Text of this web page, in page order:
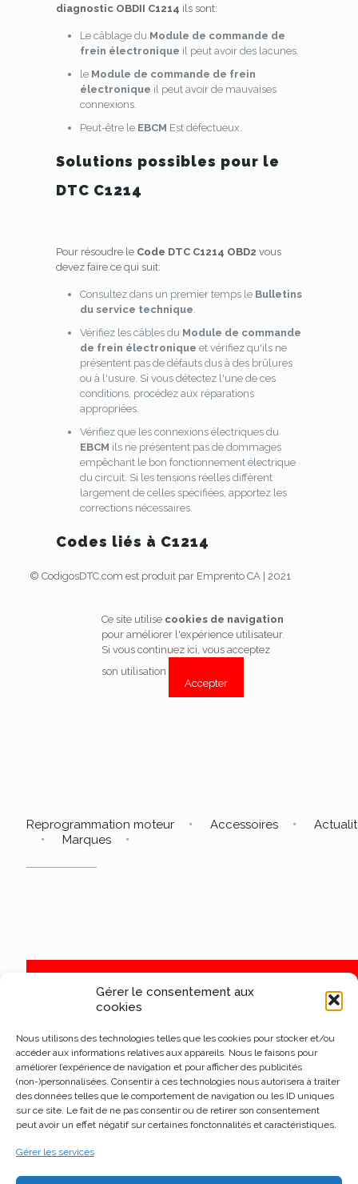
Gérer le consentement aux
cookies
Nous utilisons des technologies telles que les cookies pour stocker et/ou
accéder aux informations relatives aux appareils. Nous le faisons pour
améliorer l’expérience de navigation et pour afficher des publicités
(non-)personnalisées. Consentir à ces technologies nous autorisera à traiter
des données telles que le comportement de navigation ou les ID uniques
sur ce site. Le fait de ne pas consentir ou de retirer son consentement
peut avoir un effet négatif sur certaines fonctonnalités et caractéristiques.
Gérer les services
diagnostic OBDII C1214 ils sont:
Le câblage du Module de commande de
frein électronique il peut avoir des lacunes.
le Module de commande de frein
électronique il peut avoir de mauvaises
connexions.
Peut-être le EBCM Est défectueux.
Solutions possibles pour le
DTC C1214
Pour résoudre le Code DTC C1214 OBD2 vous
devez faire ce qui suit:
Consultez dans un premier temps le Bulletins
du service technique.
Vérifiez les câbles du Module de commande
de frein électronique et vérifiez qu'ils ne
présentent pas de défauts dus à des brûlures
ou à l'usure. Si vous détectez l'une de ces
conditions, procédez aux réparations
appropriées.
Vérifiez que les connexions électriques du
EBCM ils ne présentent pas de dommages
empêchant le bon fonctionnement électrique
du circuit. Si les tensions réelles diffèrent
largement de celles spécifiées, apportez les
corrections nécessaires.
Codes liés à C1214
© CodigosDTC.com est produit par Emprento CA | 2021
Ce site utilise cookies de navigation
pour améliorer l'expérience utilisateur.
Si vous continuez ici, vous acceptez
son utilisation
Accepter
Reprogrammation moteur Accessoires
Marques